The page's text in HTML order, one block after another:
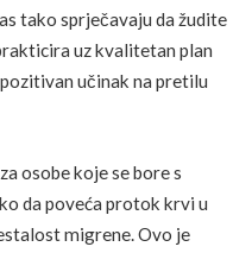
tako sprječavaju da žudite
uz kvalitetan plan
učinak na pretilu
osobe koje se bore s
da poveća protok krvi u
migrene. Ovo je